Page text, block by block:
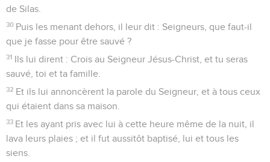
de Silas.
30 Puis les menant dehors, il leur dit : Seigneurs, que faut-il
que je fasse pour être sauvé ?
31 Ils lui dirent : Crois au Seigneur Jésus-Christ, et tu seras
sauvé, toi et ta famille.
32 Et ils lui annoncèrent la parole du Seigneur, et à tous ceux
qui étaient dans sa maison.
33 Et les ayant pris avec lui à cette heure même de la nuit, il
lava leurs plaies ; et il fut aussitôt baptisé, lui et tous les
siens.